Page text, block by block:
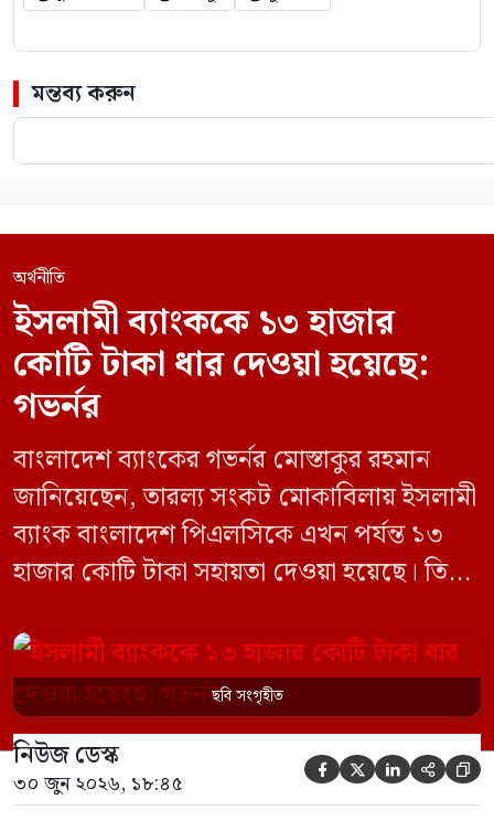
মন্তব্য করুন
অর্থনীতি
ইসলামী ব্যাংককে ১৩ হাজার
কোটি টাকা ধার দেওয়া হয়েছে:
গভর্নর
বাংলাদেশ ব্যাংকের গভর্নর মোস্তাকুর রহমান
জানিয়েছেন, তারল্য সংকট মোকাবিলায় ইসলামী
ব্যাংক বাংলাদেশ পিএলসিকে এখন পর্যন্ত ১৩
হাজার কোটি টাকা সহায়তা দেওয়া হয়েছে। তিনি
খাতের স্থিতিশীলতা বজায় রাখতেই এ পদক্ষেপ
নেওয়া হয়েছে। মঙ্গলবার (৩০ জুন) ২০২৬-২৭
অর্থবছরের প্রথমার্ধের মুদ্রানীতি ঘোষণা অনুষ্ঠানে
গভর্নর এ তথ্য জানান। তিনি বলেন, বিগত
আওয়ামী লীগ […]
ছবি সংগৃহীত
নিউজ ডেস্ক
৩০ জুন ২০২৬, ১৮:৪৫     